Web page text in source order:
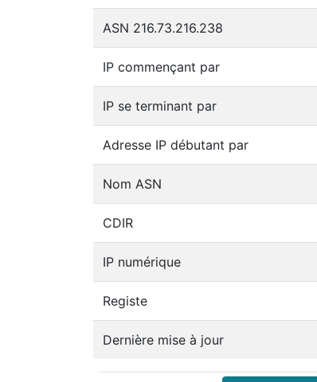
ASN 216.73.216.238
IP commençant par
IP se terminant par
Adresse IP débutant par
Nom ASN
CDIR
IP numérique
Registe
Dernière mise à jour